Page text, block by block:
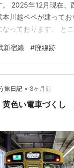
。 2025年12月現在、
本川越ペペが建って
なっております。 と
昔マップ on the web
1978年まではこのよ
びていたような表記
はその痕跡について
西武バスの折り返し場
新宿線 #廃線跡
旅日記 • 8ヶ月前
色い電車づくし